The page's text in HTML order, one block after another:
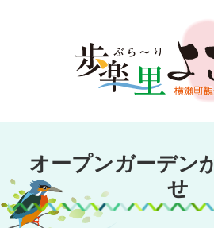
文
キ
プ
オープンガ
横瀬
オープンガーデン
せ